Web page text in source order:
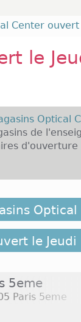
Center
le
Optical
de
de
Center
le
5eme
Paris 5eme